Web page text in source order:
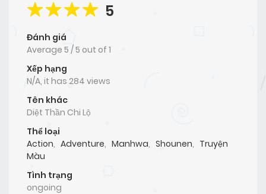
5
Đánh giá
Average 5 /5 out of 1
Xếp hạng
N/A, it has 284 views
Tên khác
Diệt Thần Chi Lộ
Thể loại
Action, Adventure, Manhwa, Shounen, Truyện
Màu
Tình trạng
ongoing